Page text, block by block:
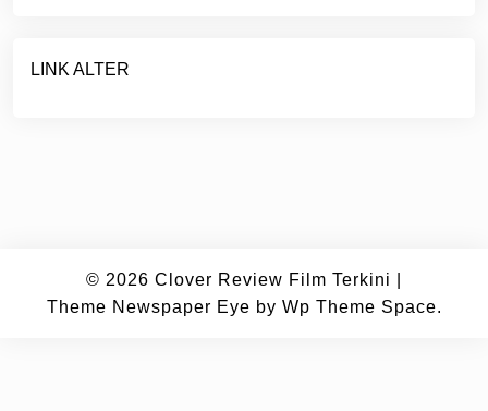
LINK ALTER
© 2026 Clover Review Film Terkini
Theme Newspaper Eye by Wp Theme Space.